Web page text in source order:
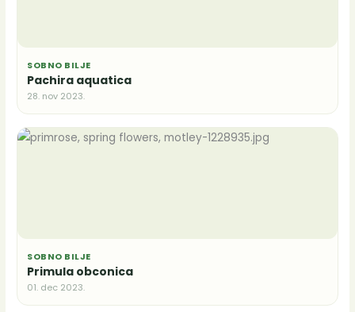
SOBNO BILJE
Pachira aquatica
28. nov 2023.
SOBNO BILJE
Primula obconica
01. dec 2023.